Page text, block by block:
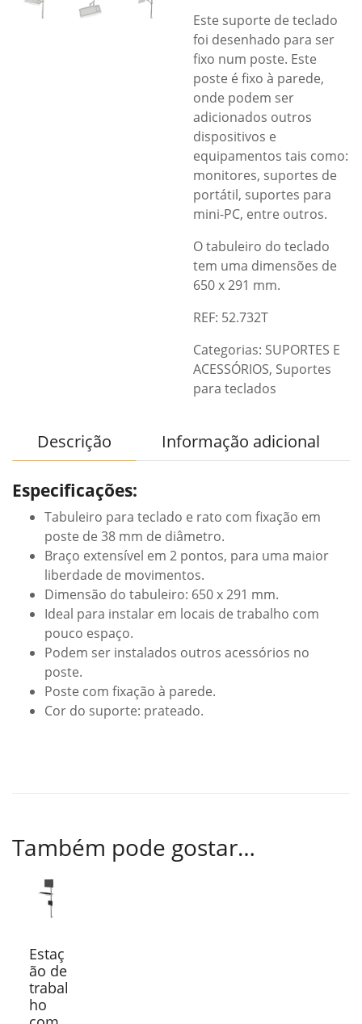
Este suporte de teclado
foi desenhado para ser
fixo num poste. Este
poste é fixo à parede,
onde podem ser
adicionados outros
dispositivos e
equipamentos tais como:
monitores, suportes de
portátil, suportes para
mini-PC, entre outros.
O tabuleiro do teclado
tem uma dimensões de
650 x 291 mm.
REF: 52.732T
Categorias: SUPORTES E
ACESSÓRIOS, Suportes
para teclados
Descrição Informação adicional
Especificações:
Tabuleiro para teclado e rato com fixação em
poste de 38 mm de diâmetro.
Braço extensível em 2 pontos, para uma maior
liberdade de movimentos.
Dimensão do tabuleiro: 650 x 291 mm.
Ideal para instalar em locais de trabalho com
pouco espaço.
Podem ser instalados outros acessórios no
poste.
Poste com fixação à parede.
Cor do suporte: prateado.
Também pode gostar…
Estaç
ão de
trabal
ho